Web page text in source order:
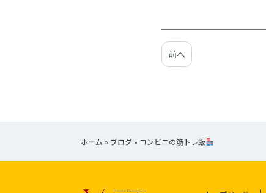
前へ
ホーム » ブログ » コンビニの筋トレ飯